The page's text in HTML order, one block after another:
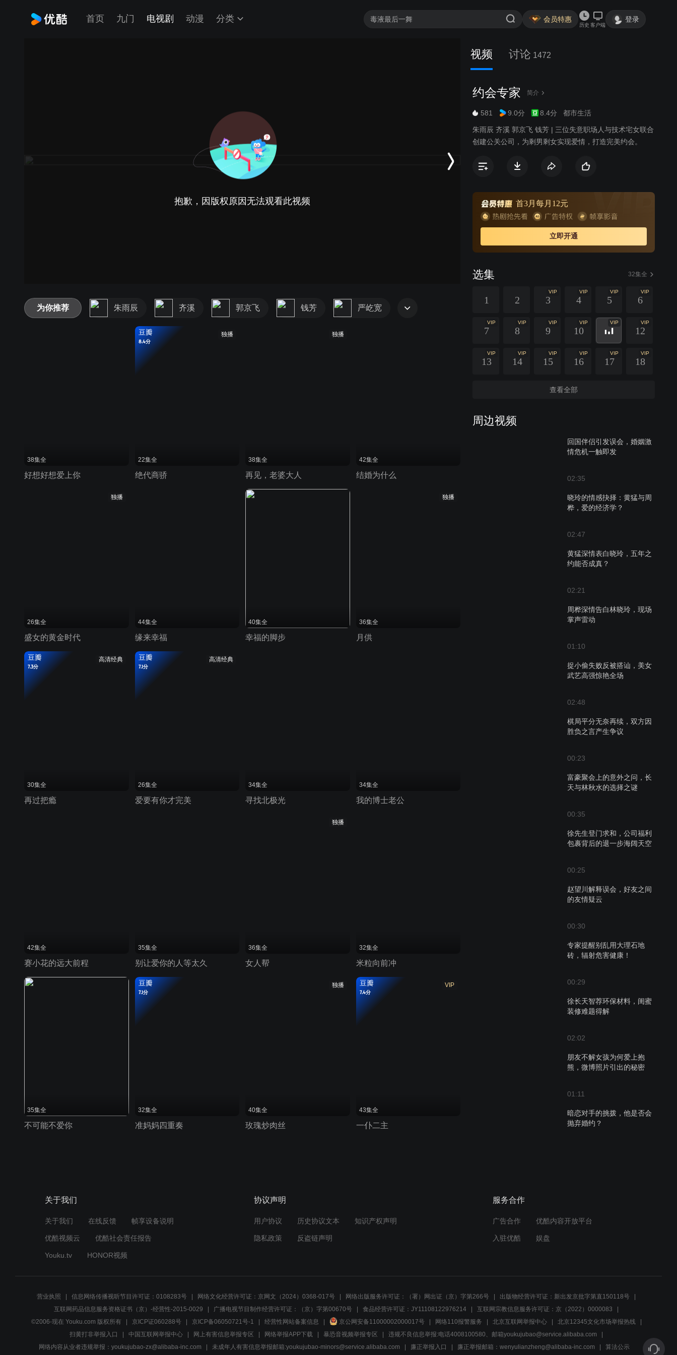
首页 九门 电视剧 动漫 分类 会员特惠
历史 客户端
登录
抱歉，因版权原因无法观看此视频
视频 讨论 1472
约会专家 简介
581 9.0分 8.4分 都市生活
朱雨辰 齐溪 郭京飞 钱芳 | 三位失意职场人与技术宅女联合
创建公关公司，为剩男剩女实现爱情，打造完美约会。
首3月每月12元
立即开通
选集 32集全
1 2
VIP
3
VIP
4
VIP
5
VIP
6
VIP
7
VIP
8
VIP
9
VIP
10
VIP VIP
12
VIP
13
VIP
14
VIP
15
VIP
16
VIP
17
VIP
18
查看全部
周边视频
回国伴侣引发误会，婚姻激
情危机一触即发
02:35
晓玲的情感抉择：黄猛与周
桦，爱的经济学？
02:47
黄猛深情表白晓玲，五年之
约能否成真？
02:21
周桦深情告白林晓玲，现场
掌声雷动
01:10
捉小偷失败反被搭讪，美女
武艺高强惊艳全场
02:48
棋局平分无奈再续，双方因
胜负之言产生争议
00:23
富豪聚会上的意外之问，长
天与林秋水的选择之谜
00:35
徐先生登门求和，公司福利
包裹背后的退一步海阔天空
00:25
赵望川解释误会，好友之间
的友情疑云
00:30
专家提醒别乱用大理石地
砖，辐射危害健康！
00:29
徐长天智荐环保材料，闺蜜
装修难题得解
02:02
朋友不解女孩为何爱上抱
熊，微博照片引出的秘密
01:11
暗恋对手的挑拨，他是否会
抛弃婚约？
白富美爱上挤公交车的小
02:58
田园怀疑男友出轨，一调查
才发现他竟脚踏五条船
为你推荐 朱雨辰 齐溪 郭京飞 钱芳 严屹宽
38集全
好想好想爱上你
独播
豆瓣
8.4分
22集全
绝代商骄
独播
38集全
再见，老婆大人
42集全
结婚为什么
独播
26集全
盛女的黄金时代
44集全
缘来幸福
40集全
幸福的脚步
独播
36集全
月供
高清经典
豆瓣
7.3分
30集全
再过把瘾
高清经典
豆瓣
7.1分
26集全
爱要有你才完美
34集全
寻找北极光
34集全
我的博士老公
42集全
赛小花的远大前程
35集全
别让爱你的人等太久
独播
36集全
女人帮
32集全
米粒向前冲
35集全
不可能不爱你
豆瓣
7.1分
32集全
准妈妈四重奏
独播
40集全
玫瑰炒肉丝
VIP
豆瓣
7.4分
43集全
一仆二主
关于我们
关于我们 在线反馈 帧享设备说明
优酷视频云 优酷社会责任报告
Youku.tv HONOR视频
协议声明
用户协议 历史协议文本 知识产权声明
隐私政策 反盗链声明
服务合作
广告合作 优酷内容开放平台
入驻优酷 娱盘
营业执照 信息网络传播视听节目许可证：0108283号 网络文化经营许可证：京网文（2024）0368-017号 网络出版服务许可证：（署）网出证（京）字第266号
出版物经营许可证：新出发京批字第直150118号
互联网药品信息服务资格证书（京）-经营性-2015-0029
广播电视节目制作经营许可证：（京）字第00670号 食品经营许可证：JY11108122976214
互联网宗教信息服务许可证：京（2022）0000083
©2006-现在 Youku.com 版权所有
京ICP证060288号 京ICP备06050721号-1 经营性网站备案信息 京公网安备11000002000017号 网络110报警服务 北京互联网举报中心
北京12345文化市场举报热线
扫黄打非举报入口
中国互联网举报中心 网上有害信息举报专区 网络举报APP下载 暴恐音视频举报专区
违规不良信息举报:电话4008100580、邮箱youkujubao@service.alibaba.com
网络内容从业者违规举报：youkujubao-zx@alibaba-inc.com
未成年人有害信息举报邮箱:youkujubao-minors@service.alibaba.com 廉正举报入口 廉正举报邮箱：wenyulianzheng@alibaba-inc.com 算法公示